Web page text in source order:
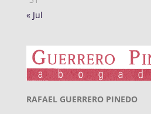
« Jul
RAFAEL GUERRERO PINEDO